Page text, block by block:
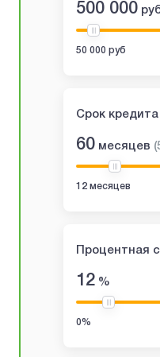
500 000
50 000 руб
Срок кредита
60 месяцев (
12 месяцев
Процентная
12 %
0%